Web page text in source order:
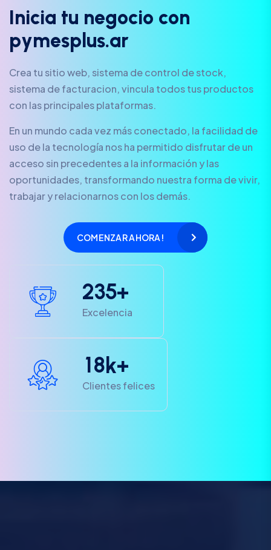
Inicia tu negocio con
pymesp us.ar
Crea tu sitio web, sistema de control de stock,
sistema de facturacion, vincula todos tus productos
con las principales plataformas.
En un mundo cada vez más conectado, la facilidad de
uso de la tecnología nos ha permitido disfrutar de un
acceso sin precedentes a la información y las
oportunidades, transformando nuestra forma de vivir,
trabajar y relacionarnos con los demás.
COMENZAR AHORA!
235+
Excelencia
18k+
Clientes felices